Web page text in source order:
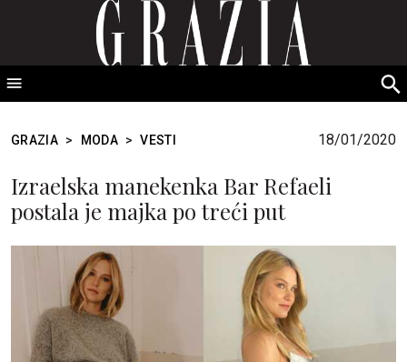
GRAZIA Srbija
GRAZIA > MODA > VESTI 18/01/2020
Izraelska manekenka Bar Refaeli
postala je majka po treći put